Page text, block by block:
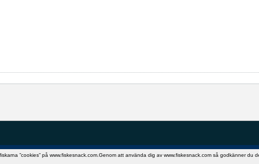
”cookies” på www.fiskesnack.com.Genom att använda dig av www.fiskesnack.com så godkänner du